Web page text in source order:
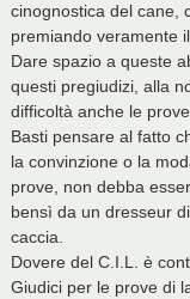
cinognostica del cane,
premiando veramente
Dare spazio a queste
questi pregiudizi, alla
difficoltà anche le
Basti pensare al fatto
la convinzione o la
prove, non debba
bensì da un dresseur
caccia.
Dovere del C.I.L. è
Giudici per le prove di